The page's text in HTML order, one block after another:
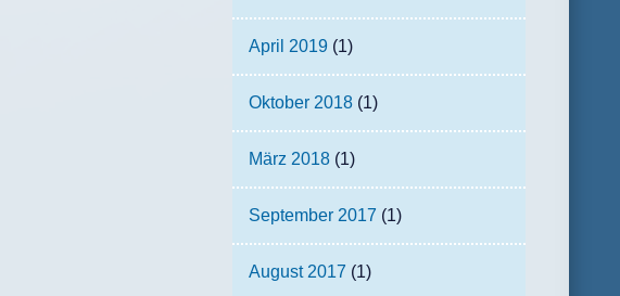
April 2019 (1)
Oktober 2018 (1)
März 2018 (1)
September 2017 (1)
August 2017 (1)